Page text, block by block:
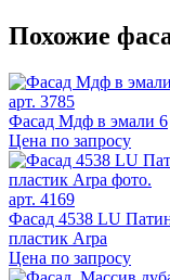
Похожие
арт. 3785
Фасад Мдф в эмали 6
Цена по запросу
арт. 4169
Фасад 4538 LU
пластик Arpa
Цена по запросу